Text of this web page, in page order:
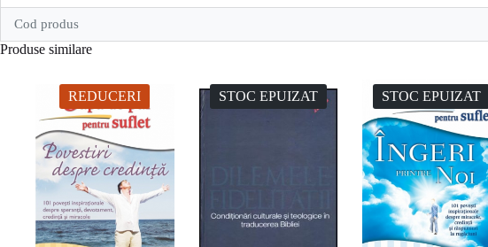
Cod produs
Produse similare
REDUCERI STOC EPUIZAT STOC EPUIZAT